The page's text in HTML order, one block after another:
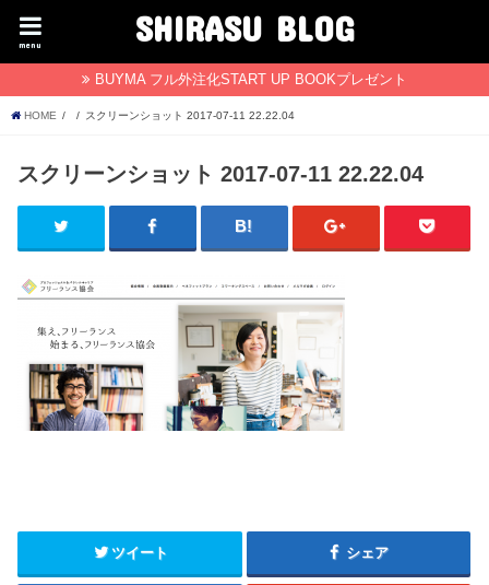
SHIRASU BLOG
menu
BUYMA フル外注化START UP BOOKプレゼント
HOME スクリーンショット 2017-07-11 22.22.04
スクリーンショット 2017-07-11 22.22.04
ツイート シェア